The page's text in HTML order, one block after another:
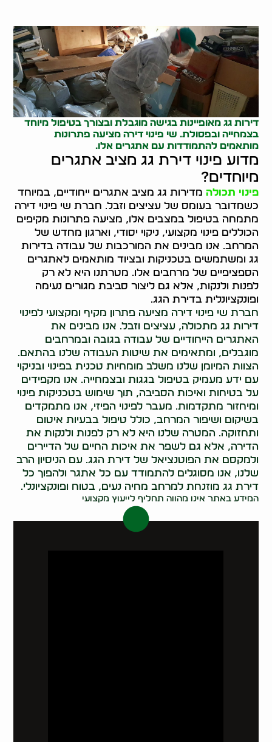
דירות גג מאופיינות בגישה מוגבלת ובצורך בטיפול מיוחד
בצמחייה ובפסולת. שי פינוי דירה מציעה פתרונות
מותאמים להתמודדות עם אתגרים אלו.
מדוע פינוי דירת גג מציב אתגרים
מיוחדים?
פינוי תכולה מדירות גג מציב אתגרים ייחודיים, במיוחד
כשמדובר בעומס של עציצים וזבל. חברת שי פינוי דירה
מתמחה בטיפול במצבים אלו, מציעה פתרונות מקיפים
הכוללים פינוי מקצועי, ניקוי יסודי, וארגון מחדש של
המרחב. אנו מבינים את המורכבות של עבודה בדירות
גג ומשתמשים בטכניקות ובציוד מותאמים לאתגרים
הספציפיים של מרחבים אלו. מטרתנו היא לא רק
לפנות ולנקות, אלא גם ליצור סביבת מגורים נעימה
ופונקציונלית בדירת הגג.
חברת שי פינוי דירה מציעה פתרון מקיף ומקצועי לפינוי
דירות גג מתכולה, עציצים וזבל. אנו מבינים את
האתגרים הייחודיים של עבודה בגובה ובמרחבים
מוגבלים, ומתאימים את שיטות העבודה שלנו בהתאם.
הצוות המיומן שלנו משלב מומחיות טכנית בפינוי ובניקוי
עם ידע מעמיק בטיפול בגגות ובצמחייה. אנו מקפידים
על בטיחות ואיכות הסביבה, תוך שימוש בטכניקות פינוי
ומיחזור מתקדמות. מעבר לפינוי הפיזי, אנו מתמקדים
בשיקום ושיפור המרחב, כולל טיפול בבעיות איטום
ותחזוקה. המטרה שלנו היא לא רק לפנות ולנקות את
הדירה, אלא גם לשפר את איכות החיים של הדיירים
ולמקסם את הפוטנציאל של דירת הגג. עם הניסיון הרב
שלנו, אנו מסוגלים להתמודד עם כל אתגר ולהפוך כל
דירת גג מוזנחת למרחב מחיה נעים, בטוח ופונקציונלי.
המידע באתר אינו מהווה תחליף לייעוץ מקצועי